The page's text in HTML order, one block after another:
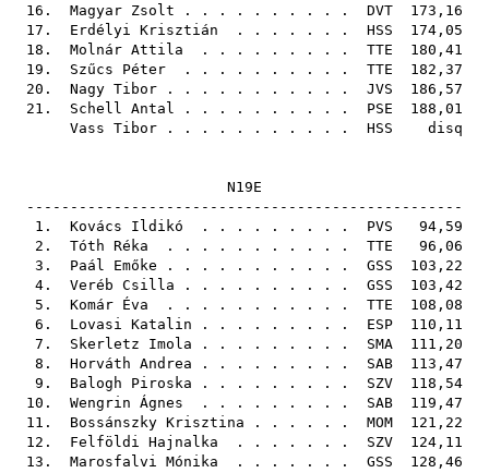
16. Magyar Zsolt . . . . . . . . . . DVT 173,16
17. Erdélyi Krisztián . . . . . . . HSS 174,05
18. Molnár Attila . . . . . . . . . TTE 180,41
19. Szűcs Péter . . . . . . . . . . TTE 182,37
20. Nagy Tibor . . . . . . . . . . . JVS 186,57
21. Schell Antal . . . . . . . . . . PSE 188,01
Vass Tibor . . . . . . . . . . . HSS disq
N19E
--------------------------------------------------
1. Kovács Ildikó . . . . . . . . . PVS 94,59
2. Tóth Réka . . . . . . . . . . . TTE 96,06
3. Paál Emőke . . . . . . . . . . . GSS 103,22
4. Veréb Csilla . . . . . . . . . . GSS 103,42
5. Komár Éva . . . . . . . . . . . TTE 108,08
6. Lovasi Katalin . . . . . . . . . ESP 110,11
7. Skerletz Imola . . . . . . . . . SMA 111,20
8. Horváth Andrea . . . . . . . . . SAB 113,47
9. Balogh Piroska . . . . . . . . . SZV 118,54
10. Wengrin Ágnes . . . . . . . . . SAB 119,47
11. Bossánszky Krisztina . . . . . . MOM 121,22
12. Felföldi Hajnalka . . . . . . . SZV 124,11
13. Marosfalvi Mónika . . . . . . . GSS 128,46